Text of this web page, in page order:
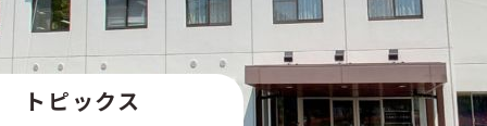
トピックス